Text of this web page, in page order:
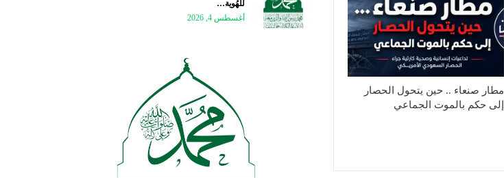
مطار صنعاء .. حين يتحول الحصار
إلى حكم بالموت الجماعي
للهُوية…
أغسطس 4, 2026